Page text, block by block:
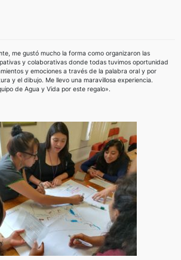
me gustó mucho la forma como organizaron las
y colaborativas donde todas tuvimos oportunidad
y emociones a través de la palabra oral y por
y el dibujo. Me llevo una maravillosa experiencia.
de Agua y Vida por este regalo».